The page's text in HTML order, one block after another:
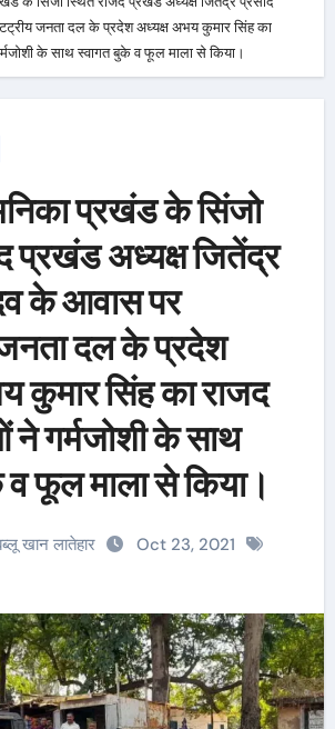
जनता दल के प्रदेश अध्यक्ष अभय कुमार सिंह का
के साथ स्वागत बुके व फूल माला से किया।
प्रखंड के सिंजो
प्रखंड अध्यक्ष जितेंद्र
के आवास पर
जनता दल के प्रदेश
कुमार सिंह का राजद
ने गर्मजोशी के साथ
फूल माला से किया।
खान लातेहार
Oct 23, 2021